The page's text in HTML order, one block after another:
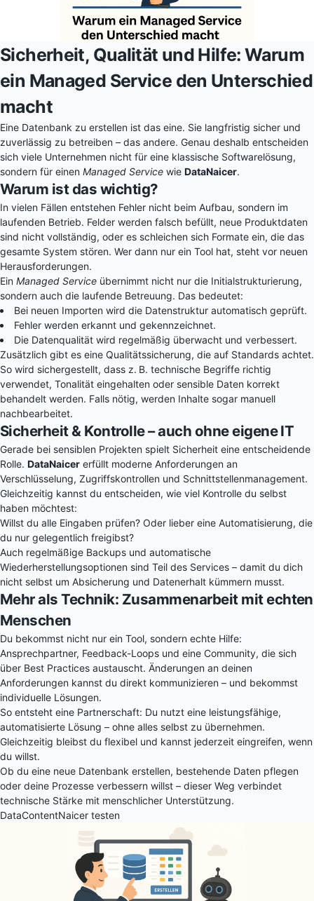
Sicherheit, Qualität und Hilfe: Warum
ein Managed Service den Unterschied
macht
Eine Datenbank zu erstellen ist das eine. Sie langfristig sicher und
zuverlässig zu betreiben – das andere. Genau deshalb entscheiden
sich viele Unternehmen nicht für eine klassische Softwarelösung,
sondern für einen Managed Service wie DataNaicer.
Warum ist das wichtig?
In vielen Fällen entstehen Fehler nicht beim Aufbau, sondern im
laufenden Betrieb. Felder werden falsch befüllt, neue Produktdaten
sind nicht vollständig, oder es schleichen sich Formate ein, die das
gesamte System stören. Wer dann nur ein Tool hat, steht vor neuen
Herausforderungen.
Ein Managed Service übernimmt nicht nur die Initialstrukturierung,
sondern auch die laufende Betreuung. Das bedeutet:
Bei neuen Importen wird die Datenstruktur automatisch geprüft.
Fehler werden erkannt und gekennzeichnet.
Die Datenqualität wird regelmäßig überwacht und verbessert.
Zusätzlich gibt es eine Qualitätssicherung, die auf Standards achtet.
So wird sichergestellt, dass z. B. technische Begriffe richtig
verwendet, Tonalität eingehalten oder sensible Daten korrekt
behandelt werden. Falls nötig, werden Inhalte sogar manuell
nachbearbeitet.
Sicherheit & Kontrolle – auch ohne eigene IT
Gerade bei sensiblen Projekten spielt Sicherheit eine entscheidende
Rolle. DataNaicer erfüllt moderne Anforderungen an
Verschlüsselung, Zugriffskontrollen und Schnittstellenmanagement.
Gleichzeitig kannst du entscheiden, wie viel Kontrolle du selbst
haben möchtest:
Willst du alle Eingaben prüfen? Oder lieber eine Automatisierung, die
du nur gelegentlich freigibst?
Auch regelmäßige Backups und automatische
Wiederherstellungsoptionen sind Teil des Services – damit du dich
nicht selbst um Absicherung und Datenerhalt kümmern musst.
Mehr als Technik: Zusammenarbeit mit echten
Menschen
Du bekommst nicht nur ein Tool, sondern echte Hilfe:
Ansprechpartner, Feedback-Loops und eine Community, die sich
über Best Practices austauscht. Änderungen an deinen
Anforderungen kannst du direkt kommunizieren – und bekommst
individuelle Lösungen.
So entsteht eine Partnerschaft: Du nutzt eine leistungsfähige,
automatisierte Lösung – ohne alles selbst zu übernehmen.
Gleichzeitig bleibst du flexibel und kannst jederzeit eingreifen, wenn
du willst.
Ob du eine neue Datenbank erstellen, bestehende Daten pflegen
oder deine Prozesse verbessern willst – dieser Weg verbindet
technische Stärke mit menschlicher Unterstützung.
DataContentNaicer testen